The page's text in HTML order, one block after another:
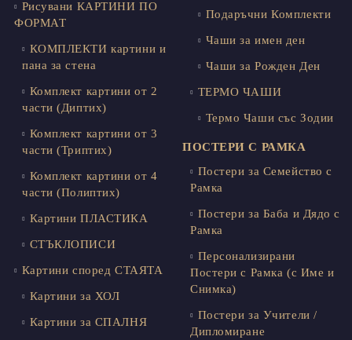
Рисувани КАРТИНИ ПО
ФОРМАТ
КОМПЛЕКТИ картини и
пана за стена
Комплект картини от 2
части (Диптих)
Комплект картини от 3
части (Триптих)
Комплект картини от 4
части (Полиптих)
Картини ПЛАСТИКА
СТЪКЛОПИСИ
Картини според СТАЯТА
Картини за ХОЛ
Картини за СПАЛНЯ
Подаръчни Комплекти
Чаши за имен ден
Чаши за Рожден Ден
ТЕРМО ЧАШИ
Термо Чаши със Зодии
ПОСТЕРИ С РАМКА
Постери за Семейство с
Рамка
Постери за Баба и Дядо с
Рамка
Персонализирани
Постери с Рамка (с Име и
Снимка)
Постери за Учители /
Дипломиране